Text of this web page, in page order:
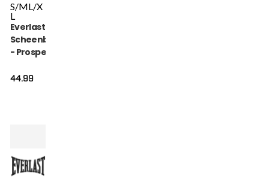
S/ML/X
L
Everlast
Scheenbeschermer
- Prospect Youth -
44.99